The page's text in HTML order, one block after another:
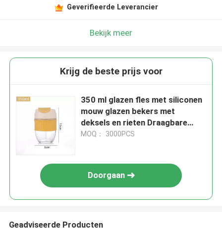
Geverifieerde Leverancier
Bekijk meer
Krijg de beste prijs voor
350 ml glazen fles met siliconen
mouw glazen bekers met
deksels en rieten Draagbare
glazen koffiekoppen
MOQ： 3000PCS
Doorgaan
Geadviseerde Producten